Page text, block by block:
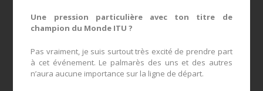
Une pression particulière avec ton titre de
champion du Monde ITU ?
Pas vraiment, je suis surtout très excité de prendre part
à cet événement. Le palmarès des uns et des autres
n’aura aucune importance sur la ligne de départ.